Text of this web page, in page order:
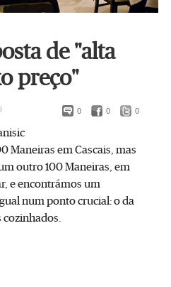
de ''alta
preço''
0 0 0
Maneiras em Cascais, mas
outro 100 Maneiras, em
e encontrámos um
num ponto crucial: o da